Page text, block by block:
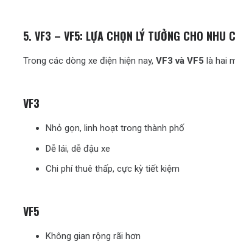
5. VF3 – VF5: LỰA CHỌN LÝ TƯỞNG CHO NHU
Trong các dòng xe điện hiện nay, VF3 và VF5 là hai
VF3
Nhỏ gọn, linh hoạt trong thành phố
Dễ lái, dễ đậu xe
Chi phí thuê thấp, cực kỳ tiết kiệm
VF5
Không gian rộng rãi hơn